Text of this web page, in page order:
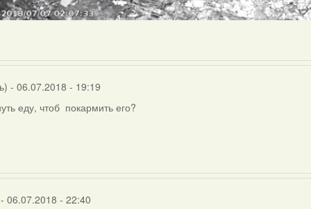
- 06.07.2018 - 19:19
еду, чтоб покармить его?
- 06.07.2018 - 22:40